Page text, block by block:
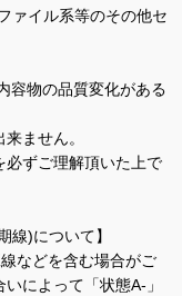
ァイル系等のその他セ
容物の品質変化がある
ません。
必ずご理解頂いた上で
線)について】
などを含む場合がご
によって「状態A-」